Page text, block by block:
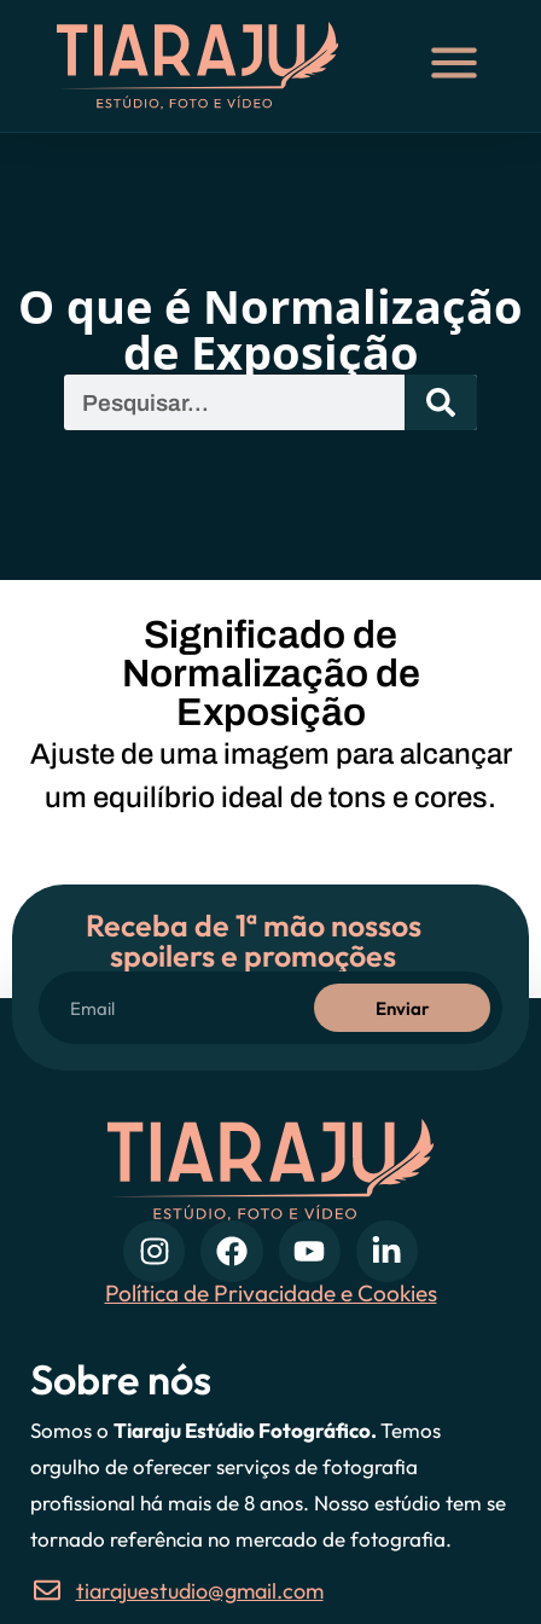
O que é Normalização
de Exposição
Significado de
Normalização de
Exposição
Ajuste de uma imagem para alcançar
um equilíbrio ideal de tons e cores.
Receba de 1ª mão nossos
spoilers e promoções
Enviar
Política de Privacidade e Cookies
Sobre nós
Somos o Tiaraju Estúdio Fotográfico.Temos
orgulho de oferecer serviços de fotografia
profissional há mais de 8 anos. Nosso estúdio tem se
tornado referência no mercado de fotografia.
tiarajuestudio@gmail.com